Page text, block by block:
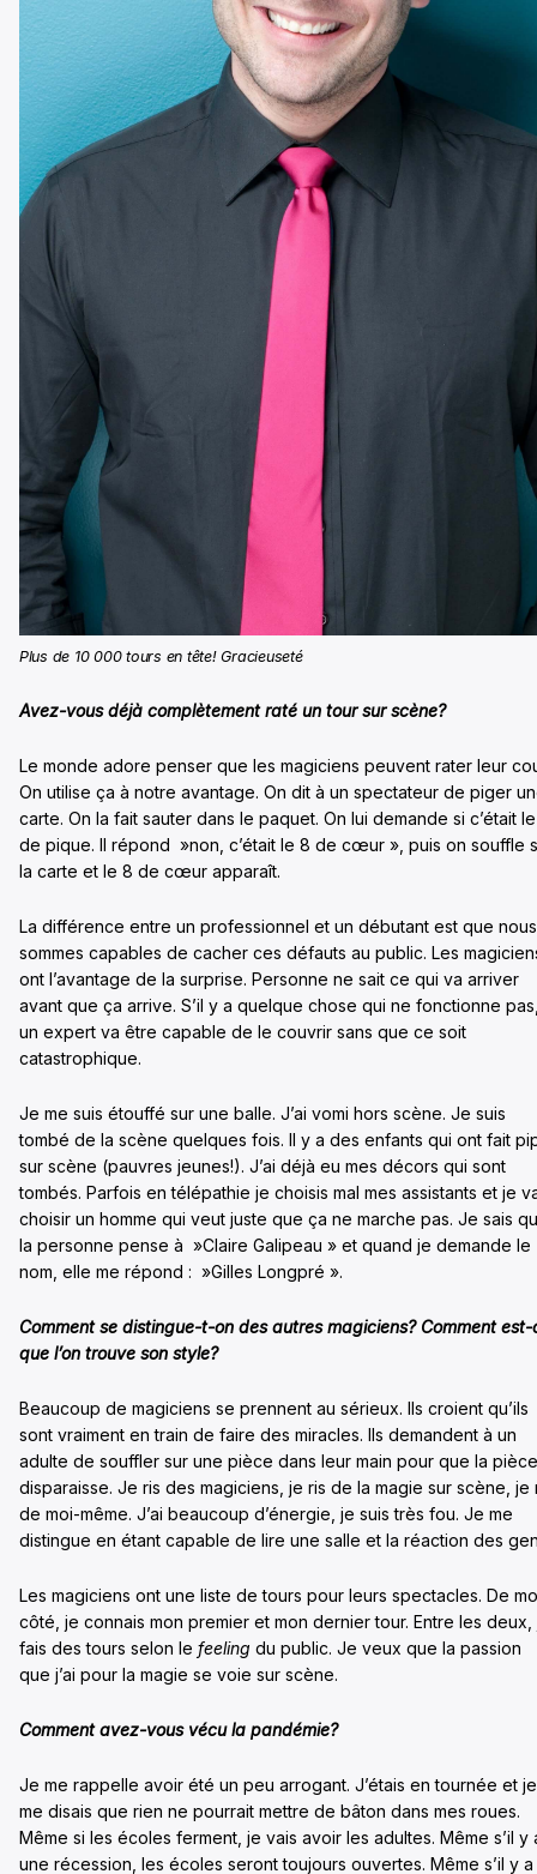
Plus de 10 000 tours en tête! Gracieuseté
Avez-vous déjà complètement raté un tour sur scène?
Le monde adore penser que les magiciens peuvent rater leur
On utilise ça à notre avantage. On dit à un spectateur de piger
carte. On la fait sauter dans le paquet. On lui demande si c’était
de pique. Il répond »non, c’était le 8 de cœur », puis on souffle
la carte et le 8 de cœur apparaît.
La différence entre un professionnel et un débutant est que nous
sommes capables de cacher ces défauts au public. Les
ont l’avantage de la surprise. Personne ne sait ce qui va arriver
avant que ça arrive. S’il y a quelque chose qui ne fonctionne
un expert va être capable de le couvrir sans que ce soit
catastrophique.
Je me suis étouffé sur une balle. J’ai vomi hors scène. Je suis
tombé de la scène quelques fois. Il y a des enfants qui ont fait
sur scène (pauvres jeunes!). J’ai déjà eu mes décors qui sont
tombés. Parfois en télépathie je choisis mal mes assistants et je
choisir un homme qui veut juste que ça ne marche pas. Je sais
la personne pense à »Claire Galipeau » et quand je demande le
nom, elle me répond : »Gilles Longpré ».
Comment se distingue-t-on des autres magiciens? Comment est-
que l’on trouve son style?
Beaucoup de magiciens se prennent au sérieux. Ils croient qu’ils
sont vraiment en train de faire des miracles. Ils demandent à un
adulte de souffler sur une pièce dans leur main pour que la pièce
disparaisse. Je ris des magiciens, je ris de la magie sur scène, je
de moi-même. J’ai beaucoup d’énergie, je suis très fou. Je me
distingue en étant capable de lire une salle et la réaction des
Les magiciens ont une liste de tours pour leurs spectacles. De
côté, je connais mon premier et mon dernier tour. Entre les deux,
fais des tours selon le feeling du public. Je veux que la passion
que j’ai pour la magie se voie sur scène.
Comment avez-vous vécu la pandémie?
Je me rappelle avoir été un peu arrogant. J’étais en tournée et je
me disais que rien ne pourrait mettre de bâton dans mes roues.
Même si les écoles ferment, je vais avoir les adultes. Même s’il y
une récession, les écoles seront toujours ouvertes. Même s’il y a